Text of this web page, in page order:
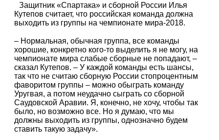
Защитник «Спартака» и сборной России Илья
Кутепов считает, что российская команда должна
выходить из группы на чемпионате мира-2018.
– Нормальная, обычная группа, все команды
хорошие, конкретно кого-то выделить я не могу, на
чемпионате мира слабые сборные не попадают, –
сказал Кутепов. – У каждой команды есть шансы,
так что не считаю сборную России стопроцентным
фаворитом группы – можно обыграть команду
Уругвая, а потом неудачно сыграть со сборной
Саудовской Аравии. Я, конечно, не хочу, чтобы так
было, но возможно все. Но я думаю, что мы
должны выходить из группы, однозначно будем
ставить такую задачу».